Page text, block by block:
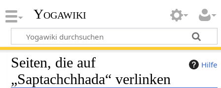
Yogawiki
Hilfe
Seiten, die auf
„Saptachchhada“ verlinken